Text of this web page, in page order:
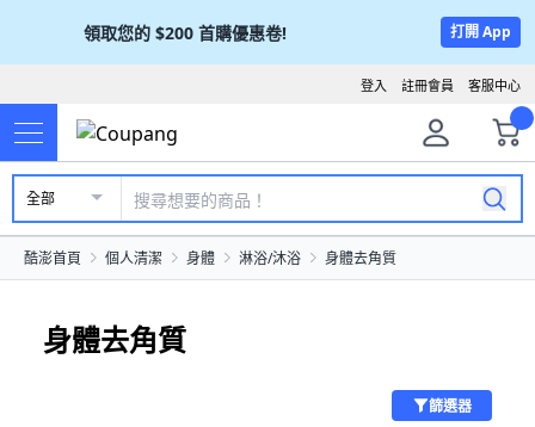
領取您的 $200 首購優惠卷! 打開 App
客服中心
註冊會員
登入
全部
酷澎首頁 個人清潔 身體 淋浴/沐浴 身體去角質
身體去角質
篩選器